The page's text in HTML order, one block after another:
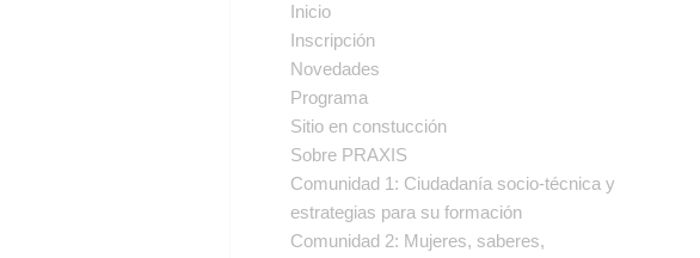
Inicio
Inscripción
Novedades
Programa
Sitio en constucción
Sobre PRAXIS
Comunidad 1: Ciudadanía socio-técnica y
estrategias para su formación
Comunidad 2: Mujeres, saberes,